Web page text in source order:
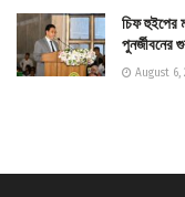
চিফ হুইপের
পুনর্জীবনের
August 6,